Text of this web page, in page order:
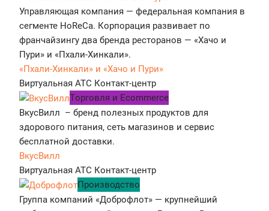
Управляющая компания — федеральная компания в
сегменте HoReCa. Корпорация развивает по
франчайзингу два бренда ресторанов — «Хачо и
Пури» и «Пхали-Хинкали».
«Пхали-Хинкали» и «Хачо и Пури»
Виртуальная АТС Контакт-центр
Tорговля и Ecommerce
ВкусВилл – бренд полезных продуктов для
здорового питания, сеть магазинов и сервис
бесплатной доставки.
ВкусВилл
Виртуальная АТС Контакт-центр
Производство
Группа компаний «Доброфлот» — крупнейший